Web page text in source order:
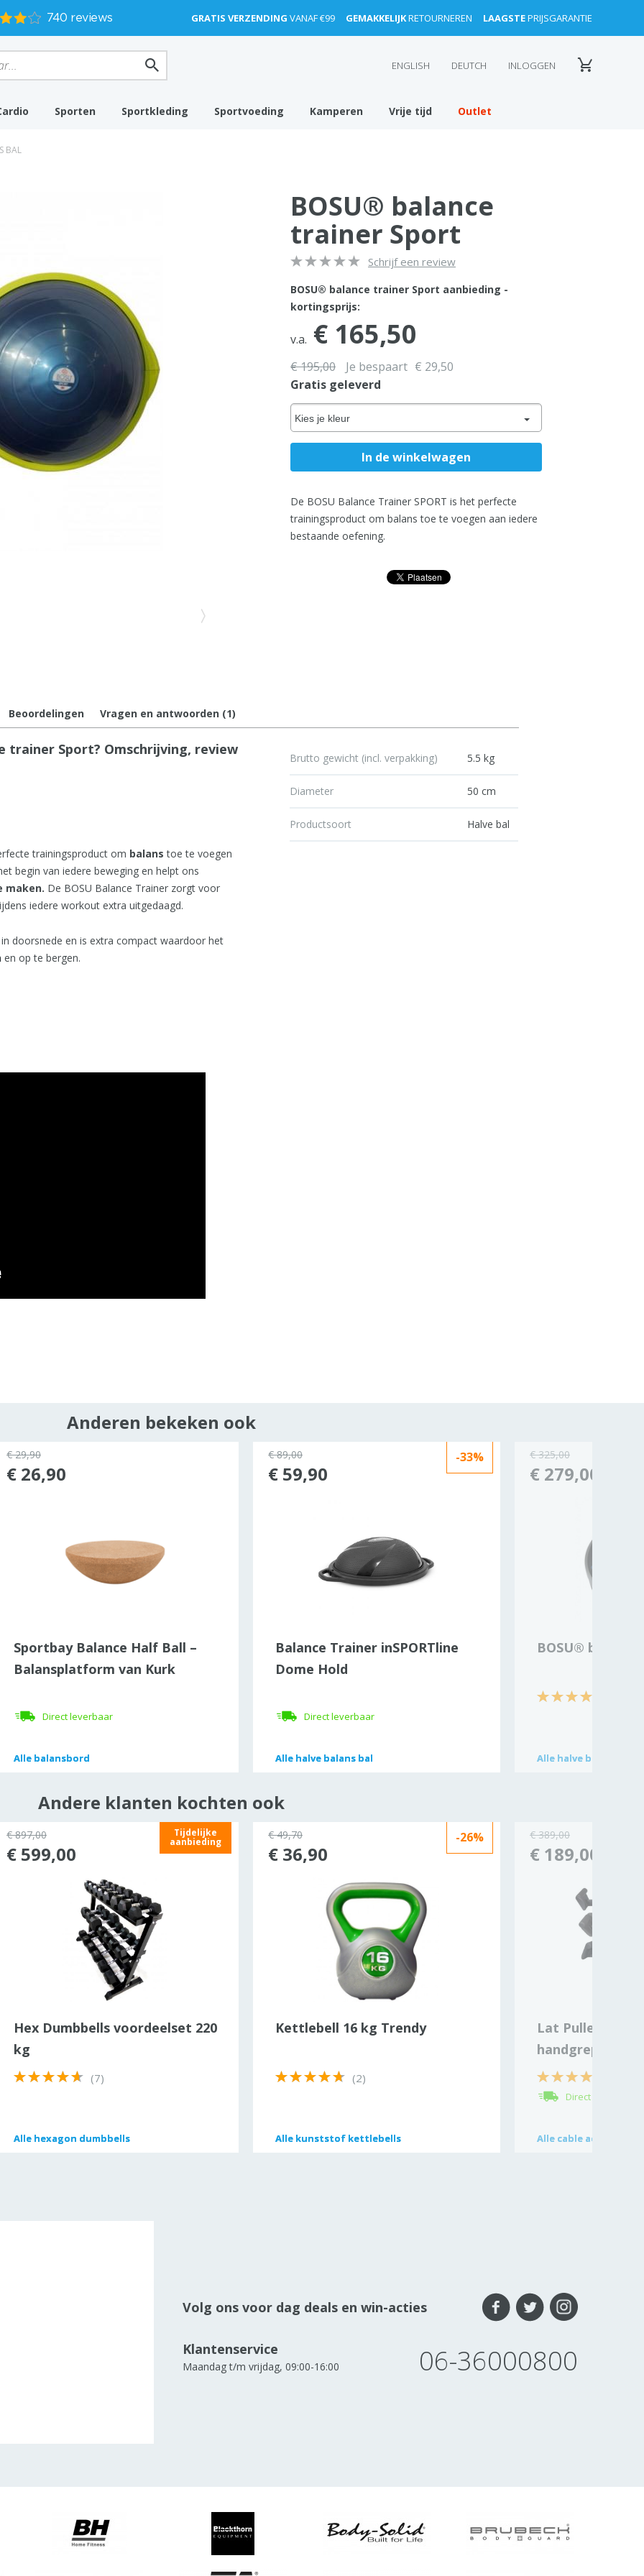
GRATIS VERZENDING VANAF €99 GEMAKKELIJKRETOURNEREN LAAGSTEPRIJSGARANTIE
ENGLISH DEUTCH INLOGGEN
Sporten Sportkleding Sportvoeding Kamperen Vrije tijd Outlet
BAL
BOSU® balance
trainer Sport
Schrijf een review
BOSU® balance trainer Sport aanbieding -
kortingsprijs:
v.a. € 165,50
€ 195,00 Je bespaart € 29,50
Gratis geleverd
Kies je kleur
De BOSU Balance Trainer SPORT is het perfecte
trainingsproduct om balans toe te voegen aan iedere
bestaande oefening.
Beoordelingen Vragen en antwoorden (1)
trainer Sport? Omschrijving, review
trainingsproduct om balanstoe te voegen
begin van iedere beweging en helpt ons
maken. De BOSU Balance Trainer zorgt voor
iedere workout extra uitgedaagd.
doorsnede en is extra compact waardoor het
en op te bergen.
Brutto gewicht (incl. verpakking) 5.5 kg
Diameter 50 cm
Productsoort Halve bal
Anderen bekeken ook
Sportbay Balance Half Ball –
Balansplatform van Kurk
Direct leverbaar
Alle balansbord
Alle balansbord
€ 29,90
€ 26,90
-33%
Balance Trainer inSPORTline
Dome Hold
Direct leverbaar
Alle halve balans bal
Alle halve balans bal
€ 89,00
€ 59,90
BOSU®
Alle halve balans bal
Alle halve balans bal
€ 325,00
€ 279,00
Andere klanten kochten ook
Tijdelijke
aanbieding
Hex Dumbbells voordeelset 220
kg
(7)
Alle hexagon dumbbells
Alle hexagon dumbbells
€ 897,00
€ 599,00
-26%
Kettlebell 16 kg Trendy
(2)
Alle kunststof kettlebells
Alle kunststof kettlebells
€ 49,70
€ 36,90
Lat Pulley Ergo
handgrepen set
Direct leverbaar
Alle cable accessoires
Alle cable accessoires
€ 389,00
€ 189,00
Volg ons voor dag deals en win-acties
Klantenservice
Maandag t/m vrijdag, 09:00-16:00 06-36000800